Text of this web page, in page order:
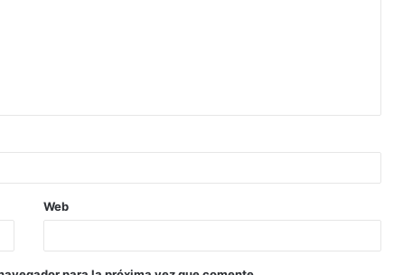
Web